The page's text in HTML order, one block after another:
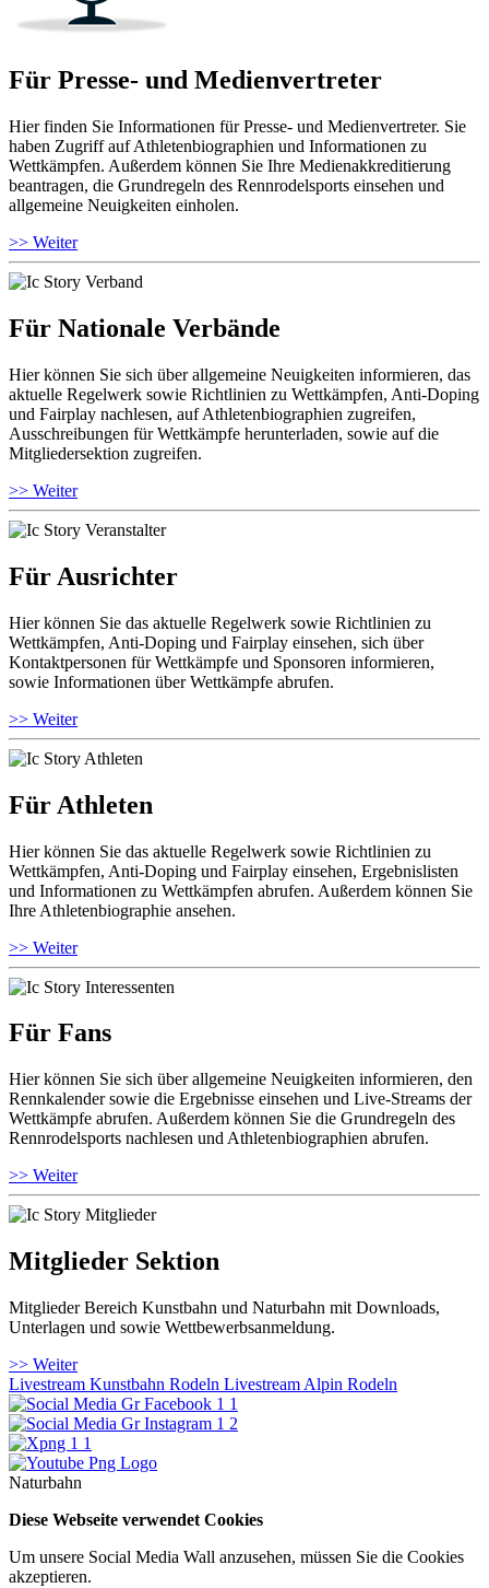
Für Presse- und Medienvertreter
Hier finden Sie Informationen für Presse- und Medienvertreter. Sie
haben Zugriff auf Athletenbiographien und Informationen zu
Wettkämpfen. Außerdem können Sie Ihre Medienakkreditierung
beantragen, die Grundregeln des Rennrodelsports einsehen und
allgemeine Neuigkeiten einholen.
>> Weiter
Für Nationale Verbände
Hier können Sie sich über allgemeine Neuigkeiten informieren, das
aktuelle Regelwerk sowie Richtlinien zu Wettkämpfen, Anti-Doping
und Fairplay nachlesen, auf Athletenbiographien zugreifen,
Ausschreibungen für Wettkämpfe herunterladen, sowie auf die
Mitgliedersektion zugreifen.
>> Weiter
Für Ausrichter
Hier können Sie das aktuelle Regelwerk sowie Richtlinien zu
Wettkämpfen, Anti-Doping und Fairplay einsehen, sich über
Kontaktpersonen für Wettkämpfe und Sponsoren informieren,
sowie Informationen über Wettkämpfe abrufen.
>> Weiter
Für Athleten
Hier können Sie das aktuelle Regelwerk sowie Richtlinien zu
Wettkämpfen, Anti-Doping und Fairplay einsehen, Ergebnislisten
und Informationen zu Wettkämpfen abrufen. Außerdem können Sie
Ihre Athletenbiographie ansehen.
>> Weiter
Für Fans
Hier können Sie sich über allgemeine Neuigkeiten informieren, den
Rennkalender sowie die Ergebnisse einsehen und Live-Streams der
Wettkämpfe abrufen. Außerdem können Sie die Grundregeln des
Rennrodelsports nachlesen und Athletenbiographien abrufen.
>> Weiter
Mitglieder Sektion
Mitglieder Bereich Kunstbahn und Naturbahn mit Downloads,
Unterlagen und sowie Wettbewerbsanmeldung.
>> Weiter
Livestream Kunstbahn Rodeln Livestream Alpin Rodeln
Naturbahn
Diese Webseite verwendet Cookies
Um unsere Social Media Wall anzusehen, müssen Sie die Cookies
akzeptieren.